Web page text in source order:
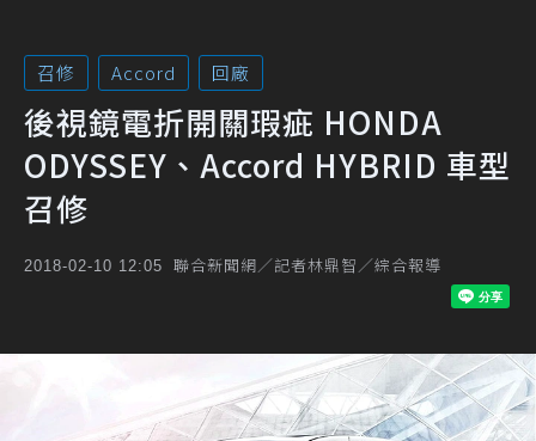
召修 Accord 回廠
後視鏡電折開關瑕疵 HONDA
ODYSSEY、Accord HYBRID 車型
召修
2018-02-10 12:05 聯合新聞網／記者林鼎智／綜合報導